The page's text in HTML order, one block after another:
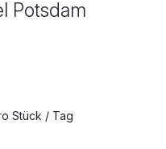
Potsdam
Stück / Tag